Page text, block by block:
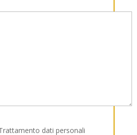
dati personali